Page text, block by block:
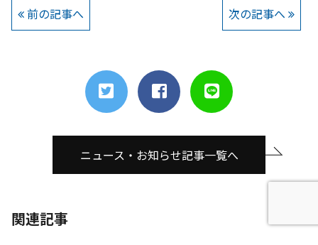
前の記事へ 次の記事へ
ニュース・お知らせ記事一覧へ
関連記事